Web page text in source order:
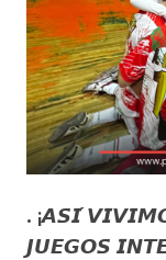
. ¡𝘼𝙎𝙄́
𝙅𝙐𝙀𝙂𝙊𝙎